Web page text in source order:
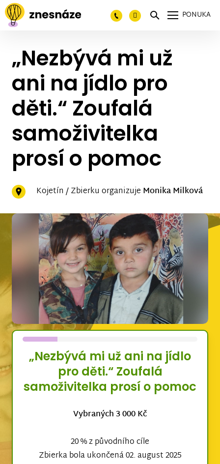
PONUKA
„Nezbývá mi už
ani na jídlo pro
děti.“ Zoufalá
samoživitelka
prosí o pomoc
Kojetín / Zbierku organizuje Monika Milková
„Nezbývá mi už ani na jídlo
pro děti.“ Zoufalá
samoživitelka prosí o pomoc
Vybraných 3 000 Kč
20 % z původního cíle
Zbierka bola ukončená 02. august 2025